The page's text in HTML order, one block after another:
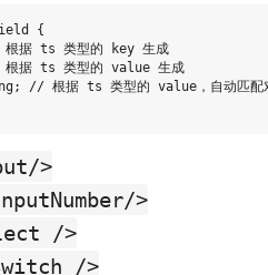
{
据 ts 类型的 key 生成
据 ts 类型的 value 生成
// 根据 ts 类型的 value，自动匹配
>
>
/>
/>